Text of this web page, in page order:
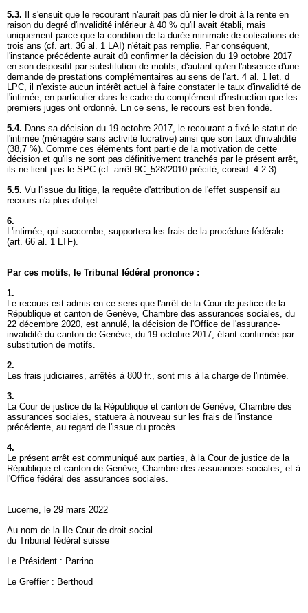
5.3. Il s'ensuit que le recourant n'aurait pas dû nier le droit à la rente en
raison du degré d'invalidité inférieur à 40 % qu'il avait établi, mais
uniquement parce que la condition de la durée minimale de cotisations de
trois ans (cf. art. 36 al. 1 LAI ) n'était pas remplie. Par conséquent,
l'instance précédente aurait dû confirmer la décision du 19 octobre 2017
en son dispositif par substitution de motifs, d'autant qu'en l'absence d'une
demande de prestations complémentaires au sens de l'art. 4 al. 1 let. d
LPC, il n'existe aucun intérêt actuel à faire constater le taux d'invalidité de
l'intimée, en particulier dans le cadre du complément d'instruction que les
premiers juges ont ordonné. En ce sens, le recours est bien fondé.
5.4. Dans sa décision du 19 octobre 2017, le recourant a fixé le statut de
l'intimée (ménagère sans activité lucrative) ainsi que son taux d'invalidité
(38,7 %). Comme ces éléments font partie de la motivation de cette
décision et qu'ils ne sont pas définitivement tranchés par le présent arrêt,
ils ne lient pas le SPC (cf. arrêt 9C_528/2010 précité, consid. 4.2.3).
5.5. Vu l'issue du litige, la requête d'attribution de l'effet suspensif au
recours n'a plus d'objet.
6.
L'intimée, qui succombe, supportera les frais de la procédure fédérale
(art. 66 al. 1 LTF).
Par ces motifs, le Tribunal fédéral prononce :
1.
Le recours est admis en ce sens que l'arrêt de la Cour de justice de la
République et canton de Genève, Chambre des assurances sociales, du
22 décembre 2020, est annulé, la décision de l'Office de l'assurance-
invalidité du canton de Genève, du 19 octobre 2017, étant confirmée par
substitution de motifs.
2.
Les frais judiciaires, arrêtés à 800 fr., sont mis à la charge de l'intimée.
3.
La Cour de justice de la République et canton de Genève, Chambre des
assurances sociales, statuera à nouveau sur les frais de l'instance
précédente, au regard de l'issue du procès.
4.
Le présent arrêt est communiqué aux parties, à la Cour de justice de la
République et canton de Genève, Chambre des assurances sociales, et à
l'Office fédéral des assurances sociales.
Lucerne, le 29 mars 2022
Au nom de la IIe Cour de droit social
du Tribunal fédéral suisse
Le Président : Parrino
Le Greffier : Berthoud